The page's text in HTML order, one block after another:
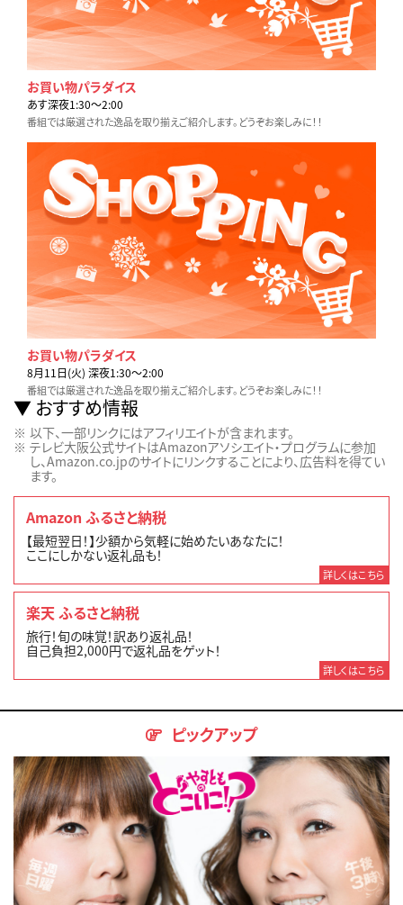
お買い物パラダイス
あす深夜1:30〜2:00
番組では厳選された逸品を取り揃えご紹介します。どうぞお楽しみに！！
お買い物パラダイス
8月11日(火) 深夜1:30〜2:00
番組では厳選された逸品を取り揃えご紹介します。どうぞお楽しみに！！
おすすめ情報
以下、一部リンクにはアフィリエイトが含まれます。
テレビ大阪公式サイトはAmazonアソシエイト・プログラムに参加
し、Amazon.co.jpのサイトにリンクすることにより、広告料を得てい
ます。
Amazon ふるさと納税
【最短翌日！】少額から気軽に始めたいあなたに！
ここにしかない返礼品も！
詳しくはこちら
楽天 ふるさと納税
旅行！旬の味覚！訳あり返礼品！
自己負担2,000円で返礼品をゲット！
詳しくはこちら
ピックアップ